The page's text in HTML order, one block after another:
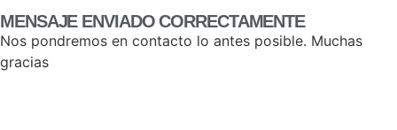
MENSAJE ENVIADO CORRECTAMENTE
Nos pondremos en contacto lo antes posible. Muchas
gracias